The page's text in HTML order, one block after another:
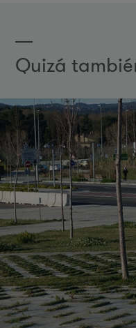
Quizá